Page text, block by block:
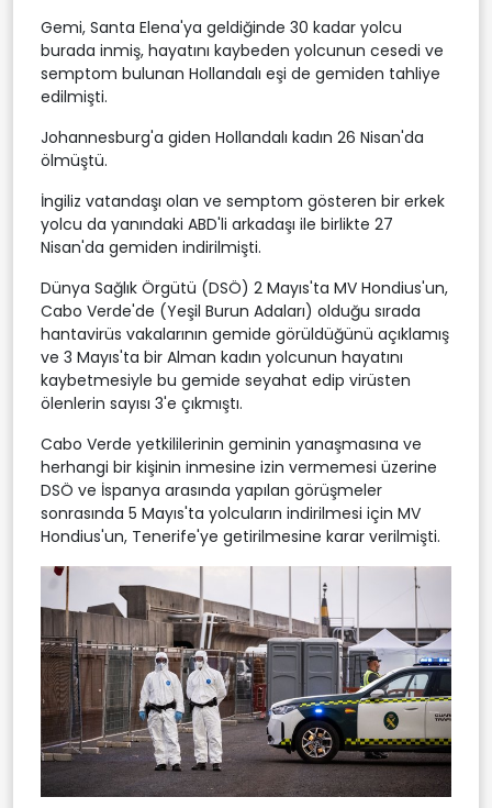
Gemi, Santa Elena'ya geldiğinde 30 kadar yolcu
burada inmiş, hayatını kaybeden yolcunun cesedi ve
semptom bulunan Hollandalı eşi de gemiden tahliye
edilmişti.
Johannesburg'a giden Hollandalı kadın 26 Nisan'da
ölmüştü.
İngiliz vatandaşı olan ve semptom gösteren bir erkek
yolcu da yanındaki ABD'li arkadaşı ile birlikte 27
Nisan'da gemiden indirilmişti.
Dünya Sağlık Örgütü (DSÖ) 2 Mayıs'ta MV Hondius'un,
Cabo Verde'de (Yeşil Burun Adaları) olduğu sırada
hantavirüs vakalarının gemide görüldüğünü açıklamış
ve 3 Mayıs'ta bir Alman kadın yolcunun hayatını
kaybetmesiyle bu gemide seyahat edip virüsten
ölenlerin sayısı 3'e çıkmıştı.
Cabo Verde yetkililerinin geminin yanaşmasına ve
herhangi bir kişinin inmesine izin vermemesi üzerine
DSÖ ve İspanya arasında yapılan görüşmeler
sonrasında 5 Mayıs'ta yolcuların indirilmesi için MV
Hondius'un, Tenerife'ye getirilmesine karar verilmişti.